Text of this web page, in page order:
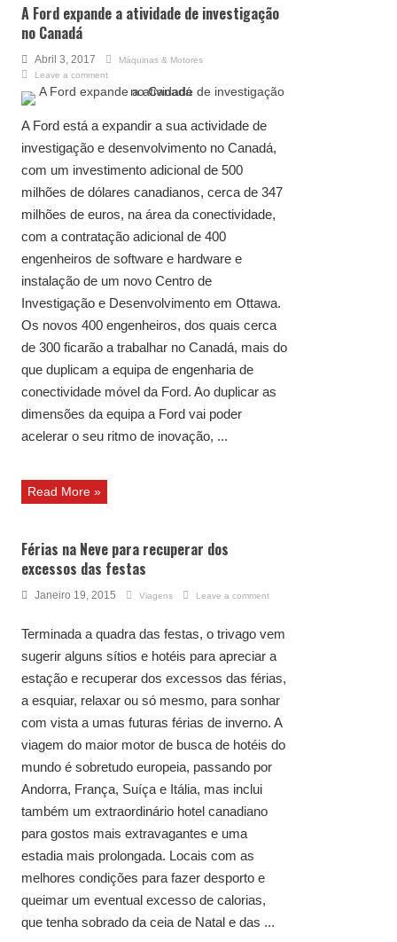
A Ford expande a atividade de investigação
no Canadá
Abril 3, 2017
Máquinas & Motores
Leave a comment
A Ford está a expandir a sua actividade de
investigação e desenvolvimento no Canadá,
com um investimento adicional de 500
milhões de dólares canadianos, cerca de 347
milhões de euros, na área da conectividade,
com a contratação adicional de 400
engenheiros de software e hardware e
instalação de um novo Centro de
Investigação e Desenvolvimento em Ottawa.
Os novos 400 engenheiros, dos quais cerca
de 300 ficarão a trabalhar no Canadá, mais do
que duplicam a equipa de engenharia de
conectividade móvel da Ford. Ao duplicar as
dimensões da equipa a Ford vai poder
acelerar o seu ritmo de inovação, ...
Read More »
Férias na Neve para recuperar dos
excessos das festas
Janeiro 19, 2015 Viagens Leave a comment
Terminada a quadra das festas, o trivago vem
sugerir alguns sítios e hotéis para apreciar a
estação e recuperar dos excessos das férias,
a esquiar, relaxar ou só mesmo, para sonhar
com vista a umas futuras férias de inverno. A
viagem do maior motor de busca de hotéis do
mundo é sobretudo europeia, passando por
Andorra, França, Suíça e Itália, mas inclui
também um extraordinário hotel canadiano
para gostos mais extravagantes e uma
estadia mais prolongada. Locais com as
melhores condições para fazer desporto e
queimar um eventual excesso de calorias,
que tenha sobrado da ceia de Natal e das ...